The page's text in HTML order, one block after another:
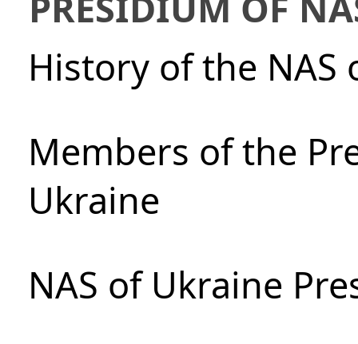
History of the NAS
Members of the
Ukraine
NAS of Ukraine